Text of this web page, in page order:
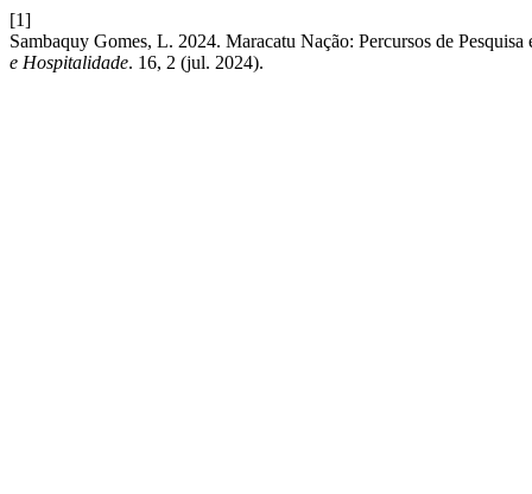
[1]
Sambaquy Gomes, L. 2024. Maracatu Nação: Percursos de
e Hospitalidade. 16, 2 (jul. 2024).